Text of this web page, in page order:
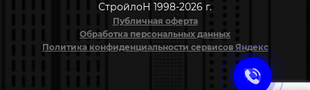
СтройлоН 1998-2026 г.
Публичная оферта
Обработка персональных данных
Политика конфиденциальности сервисов Яндекс